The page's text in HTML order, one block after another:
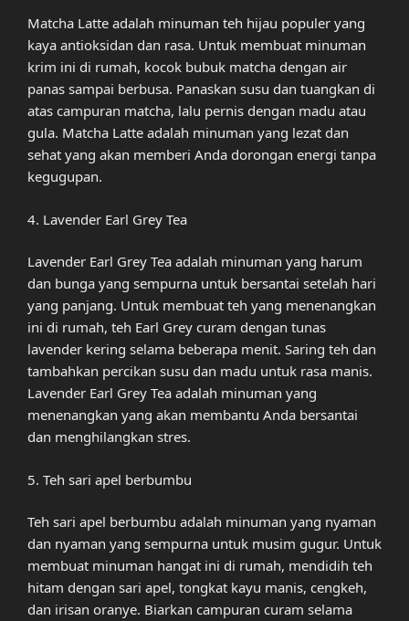
Matcha Latte adalah minuman teh hijau populer yang
kaya antioksidan dan rasa. Untuk membuat minuman
krim ini di rumah, kocok bubuk matcha dengan air
panas sampai berbusa. Panaskan susu dan tuangkan di
atas campuran matcha, lalu pernis dengan madu atau
gula. Matcha Latte adalah minuman yang lezat dan
sehat yang akan memberi Anda dorongan energi tanpa
kegugupan.
4. Lavender Earl Grey Tea
Lavender Earl Grey Tea adalah minuman yang harum
dan bunga yang sempurna untuk bersantai setelah hari
yang panjang. Untuk membuat teh yang menenangkan
ini di rumah, teh Earl Grey curam dengan tunas
lavender kering selama beberapa menit. Saring teh dan
tambahkan percikan susu dan madu untuk rasa manis.
Lavender Earl Grey Tea adalah minuman yang
menenangkan yang akan membantu Anda bersantai
dan menghilangkan stres.
5. Teh sari apel berbumbu
Teh sari apel berbumbu adalah minuman yang nyaman
dan nyaman yang sempurna untuk musim gugur. Untuk
membuat minuman hangat ini di rumah, mendidih teh
hitam dengan sari apel, tongkat kayu manis, cengkeh,
dan irisan oranye. Biarkan campuran curam selama